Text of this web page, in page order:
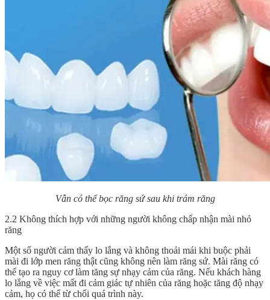
Vẫn có thể bọc răng sứ sau khi trám răng
2.2 Không thích hợp với những người không chấp nhận mài nhỏ
răng
Một số người cảm thấy lo lắng và không thoải mái khi buộc phải
mài đi lớp men răng thật cũng không nên làm răng sứ. Mài răng có
thể tạo ra nguy cơ làm tăng sự nhạy cảm của răng. Nếu khách hàng
lo lắng về việc mất đi cảm giác tự nhiên của răng hoặc tăng độ nhạy
cảm, họ có thể từ chối quá trình này.